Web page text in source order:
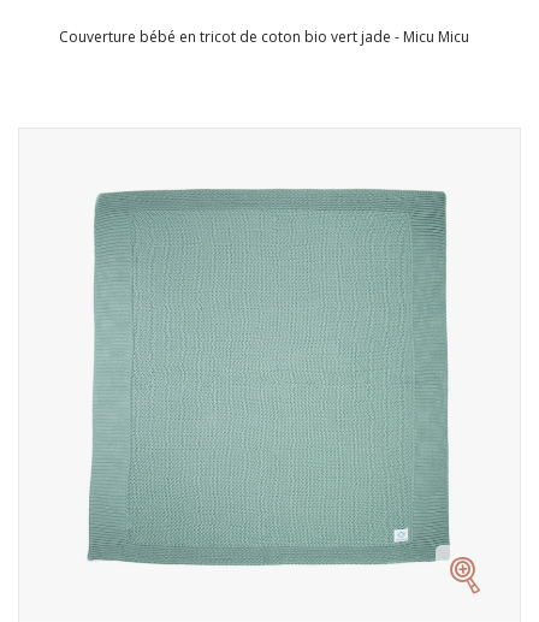
Couverture bébé en tricot de coton bio vert jade - Micu Micu